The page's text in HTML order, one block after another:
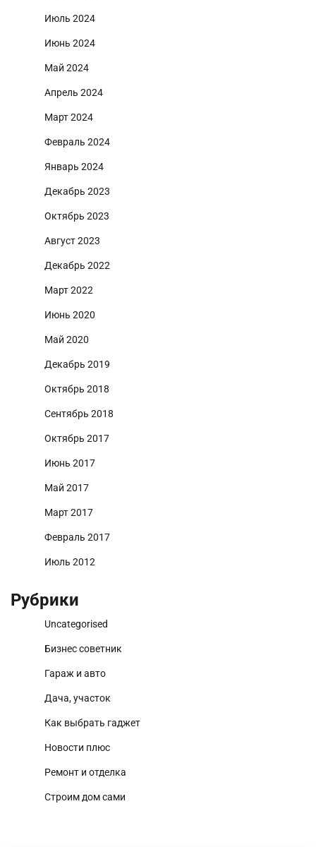
Июль 2024
Июнь 2024
Май 2024
Апрель 2024
Март 2024
Февраль 2024
Январь 2024
Декабрь 2023
Октябрь 2023
Август 2023
Декабрь 2022
Март 2022
Июнь 2020
Май 2020
Декабрь 2019
Октябрь 2018
Сентябрь 2018
Октябрь 2017
Июнь 2017
Май 2017
Март 2017
Февраль 2017
Июль 2012
Рубрики
Uncategorised
Бизнес советник
Гараж и авто
Дача, участок
Как выбрать гаджет
Новости плюс
Ремонт и отделка
Строим дом сами